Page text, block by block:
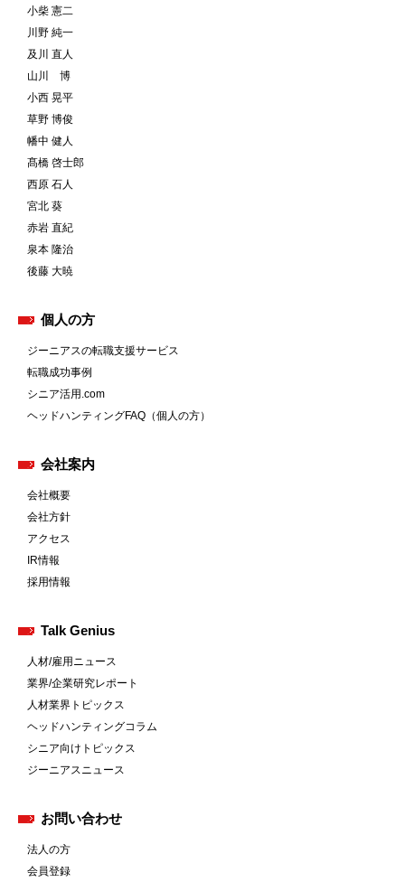
小柴 憲二
川野 純一
及川 直人
山川 博
小西 晃平
草野 博俊
幡中 健人
髙橋 啓士郎
西原 石人
宮北 葵
赤岩 直紀
泉本 隆治
後藤 大暁
個人の方
ジーニアスの転職支援サービス
転職成功事例
シニア活用.com
ヘッドハンティングFAQ（個人の方）
会社案内
会社概要
会社方針
アクセス
IR情報
採用情報
Talk Genius
人材/雇用ニュース
業界/企業研究レポート
人材業界トピックス
ヘッドハンティングコラム
シニア向けトピックス
ジーニアスニュース
お問い合わせ
法人の方
会員登録